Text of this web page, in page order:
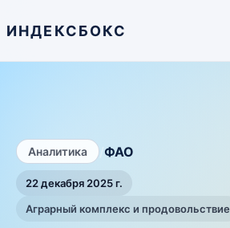
ИНДЕКСБОКС
Аналитика ФАО
22 декабря 2025 г.
Аграрный комплекс и продовольствие